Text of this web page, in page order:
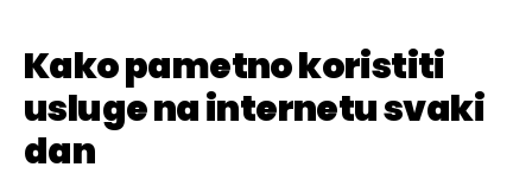
Kako pametno koristiti
usluge na internetu svaki
dan